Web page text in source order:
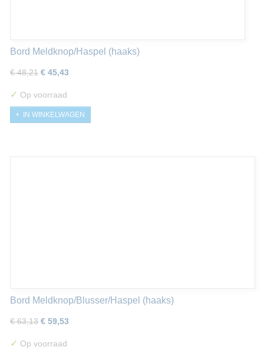
Bord Meldknop/Haspel (haaks)
€ 48,21 € 45,43
✓ Op voorraad
IN WINKELWAGEN
Bord Meldknop/Blusser/Haspel (haaks)
€ 63,13 € 59,53
✓ Op voorraad